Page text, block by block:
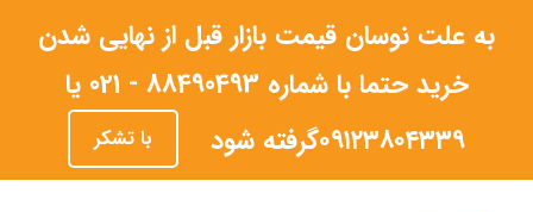
به علت نوسان قیمت بازار قبل از نهایی شدن
خرید حتما با شماره 88490493 - 021 یا
۰۹۱۲۳۸۰۴۳۳۹گرفته شود
با تشکر